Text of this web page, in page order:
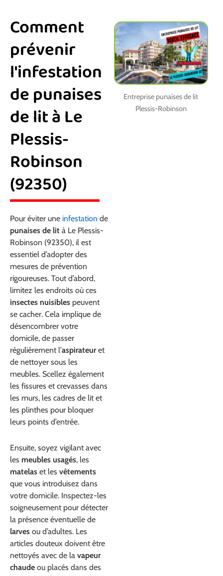
Comment
prévenir
l'infestation
de punaises
de lit à Le
Plessis-
Robinson
(92350)
Pour éviter une infestation de
punaises de lit à Le Plessis-
Robinson (92350), il est
essentiel d’adopter des
mesures de prévention
rigoureuses. Tout d’abord,
limitez les endroits où ces
insectes nuisibles peuvent
se cacher. Cela implique de
désencombrer votre
domicile, de passer
régulièrement l’aspirateuret
de nettoyer sous les
meubles. Scellez également
les fissures et crevasses dans
les murs, les cadres de lit et
les plinthes pour bloquer
leurs points d’entrée.
Ensuite, soyez vigilant avec
les meubles usagés, les
matelas et les vêtements
que vous introduisez dans
votre domicile. Inspectez-les
soigneusement pour détecter
la présence éventuelle de
larves ou d’adultes. Les
articles douteux doivent être
nettoyés avec de la vapeur
chaude ou placés dans des
Entreprise punaises de lit
Plessis-Robinson